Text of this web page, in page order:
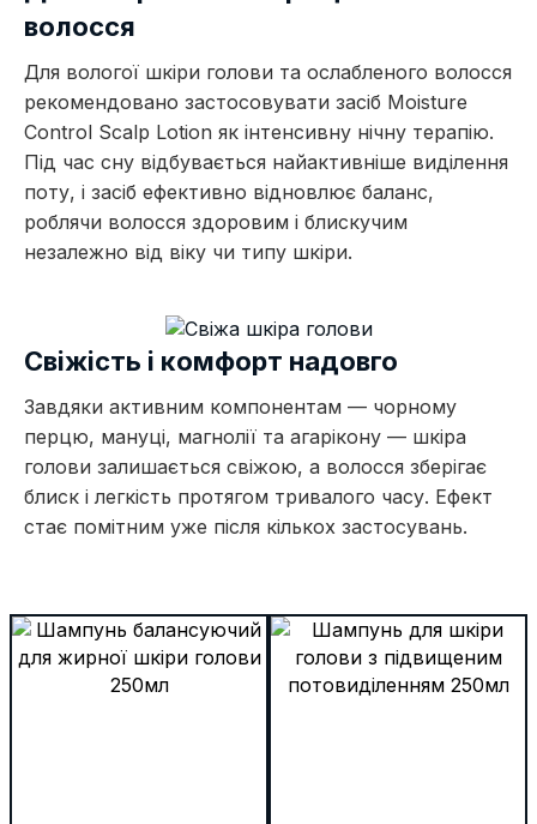
волосся
Для вологої шкіри голови та ослабленого волосся
рекомендовано застосовувати засіб Moisture
Control Scalp Lotion як інтенсивну нічну терапію.
Під час сну відбувається найактивніше виділення
поту, і засіб ефективно відновлює баланс,
роблячи волосся здоровим і блискучим
незалежно від віку чи типу шкіри.
Свіжість і комфорт надовго
Завдяки активним компонентам — чорному
перцю, мануці, магнолії та агарікону — шкіра
голови залишається свіжою, а волосся зберігає
блиск і легкість протягом тривалого часу. Ефект
стає помітним уже після кількох застосувань.